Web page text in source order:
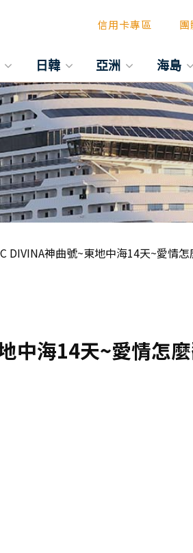
信用卡專區
日韓 亞洲 海島
DIVINA神曲號~東地中海14天~愛情
中海14天~愛情怎